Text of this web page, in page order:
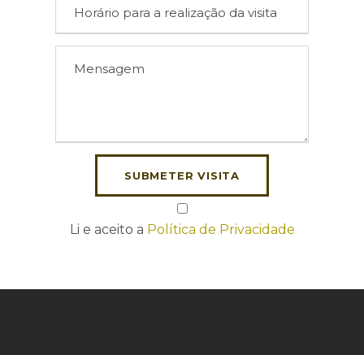
Li e aceito a Política de Privacidade